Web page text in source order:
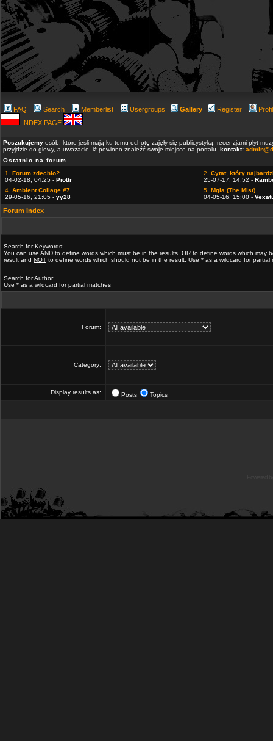
FAQ Search Memberlist Usergroups Gallery Register
INDEX PAGE
Poszukujemy osób, które jeśli mają ku temu ochotę zajęły się publicystyką, recenzjami płyt
przyjdzie do głowy, a uważacie, iż powinno znaleźć swoje miejsce na portalu. kontakt:
Ostatnio na forum
1. Forum zdechło?
04-02-18, 04:25 - Piottr
2. Cytat, który
25-07-17, 14:52 -
4. Ambient Collage #7
29-05-16, 21:05 - yy28
5. Mgla (The Mist)
04-05-16, 15:00 -
Forum Index
Search for Keywords:
You can use AND to define words which must be in the results, OR to define words which may
result and NOT to define words which should not be in the result. Use * as a wildcard for partial
Search for Author:
Use * as a wildcard for partial matches
Forum:
Category:
Display results as: Posts Topics